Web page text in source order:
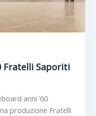
Fratelli Saporiti
anni ’60
produzione Fratelli